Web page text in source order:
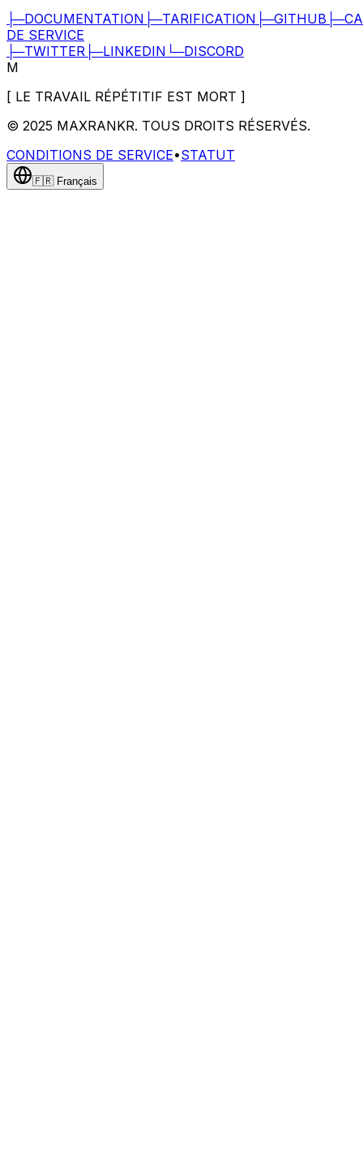
├─DOCUMENTATION ├─TARIFICATION ├─GITHUB ├─
DE SERVICE
├─TWITTER ├─LINKEDIN └─DISCORD
M
[ LE TRAVAIL RÉPÉTITIF EST MORT ]
© 2025 MAXRANKR. TOUS DROITS RÉSERVÉS.
CONDITIONS DE SERVICE•STATUT
🇫🇷 Français